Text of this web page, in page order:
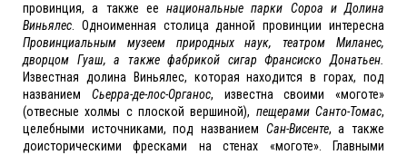
провинция, а также ее национальные парки Сороа и Долина
Виньялес . Одноименная столица данной провинции интересна
Провинциальным музеем природных наук, театром Миланес,
дворцом Гуаш, а также фабрикой сигар Франсиско Донатьен.
Известная долина Виньялес, которая находится в горах, под
названием Сьерра-де-лос-Органос, известна своими «моготе»
(отвесные холмы с плоской вершиной), пещерами Санто-Томас,
целебными источниками, под названием Сан-Висенте, а также
доисторическими фресками на стенах «моготе». Главными